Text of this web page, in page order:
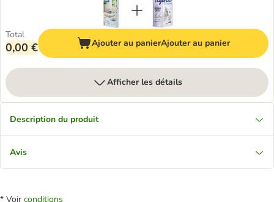
Total
0,00 € Ajouter au panierAjouter au panier
Afficher les détails
Description du produit
Avis
* Voir conditions